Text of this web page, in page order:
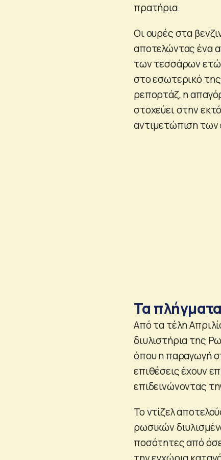
πρατήρια.
Οι ουρές στα
αποτελώντας ένα
των τεσσάρων
στο εσωτερικό
ρεπορτάζ, η
στοχεύει στην
αντιμετώπιση των
Τα
Από τα τέλη
διυλιστήρια της
όπου η παραγωγή
επιθέσεις έχουν
επιδεινώνοντας
Το ντίζελ
ρωσικών
ποσότητες από